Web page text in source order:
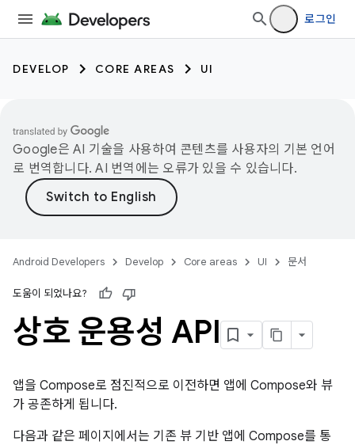
로그인
DEVELOP CORE AREAS UI
Google은 AI 기술을 사용하여 콘텐츠를 사용자의 기본 언어
로 번역합니다. AI 번역에는 오류가 있을 수 있습니다.
Android Developers Develop Core areas UI 문서
도움이 되었나요?
상호 운용성 API
앱을 Compose로 점진적으로 이전하면 앱에 Compose와 뷰
가 공존하게 됩니다.
다음과 같은 페이지에서는 기존 뷰 기반 앱에 Compose를 통